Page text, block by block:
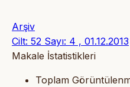
Arşiv
Cilt: 52 Sayı: 4 , 01.12.2013
Makale İstatistikleri
Toplam